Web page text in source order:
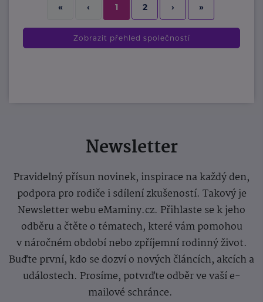
« ‹ 1 2 › »
Zobrazit přehled společností
Newsletter
Pravidelný přísun novinek, inspirace na každý den,
podpora pro rodiče i sdílení zkušeností. Takový je
Newsletter webu eMaminy.cz. Přihlaste se k jeho
odběru a čtěte o tématech, které vám pomohou
v náročném období nebo zpříjemní rodinný život.
Buďte první, kdo se dozví o nových článcích, akcích a
událostech. Prosíme, potvrďte odběr ve vaší e-
mailové schránce.